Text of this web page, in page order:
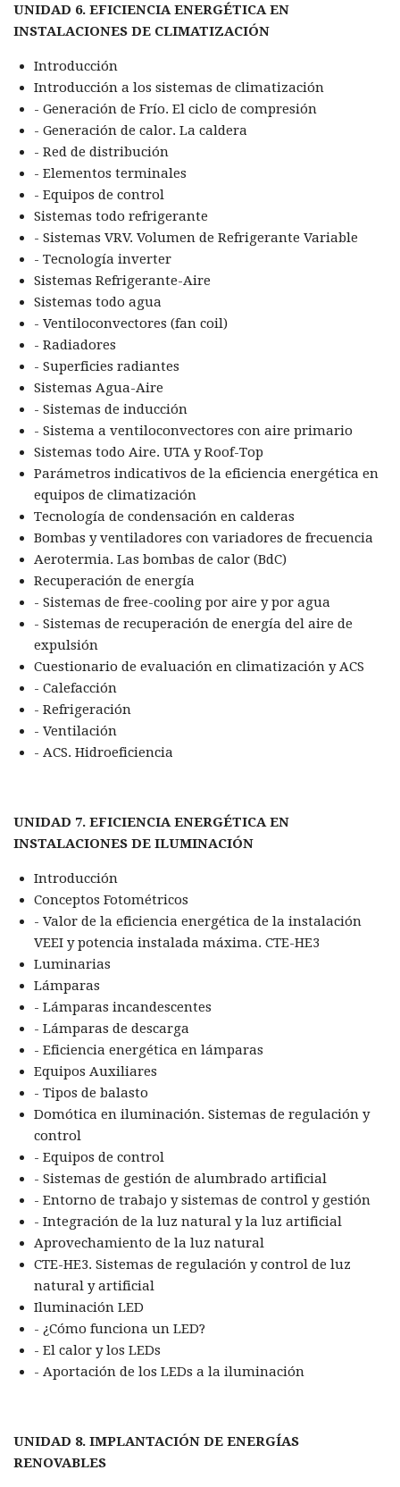
UNIDAD 6. EFICIENCIA ENERGÉTICA EN
INSTALACIONES DE CLIMATIZACIÓN
Introducción
Introducción a los sistemas de climatización
- Generación de Frío. El ciclo de compresión
- Generación de calor. La caldera
- Red de distribución
- Elementos terminales
- Equipos de control
Sistemas todo refrigerante
- Sistemas VRV. Volumen de Refrigerante Variable
- Tecnología inverter
Sistemas Refrigerante-Aire
Sistemas todo agua
- Ventiloconvectores (fan coil)
- Radiadores
- Superficies radiantes
Sistemas Agua-Aire
- Sistemas de inducción
- Sistema a ventiloconvectores con aire primario
Sistemas todo Aire. UTA y Roof-Top
Parámetros indicativos de la eficiencia energética en
equipos de climatización
Tecnología de condensación en calderas
Bombas y ventiladores con variadores de frecuencia
Aerotermia. Las bombas de calor (BdC)
Recuperación de energía
- Sistemas de free-cooling por aire y por agua
- Sistemas de recuperación de energía del aire de
expulsión
Cuestionario de evaluación en climatización y ACS
- Calefacción
- Refrigeración
- Ventilación
- ACS. Hidroeficiencia
UNIDAD 7. EFICIENCIA ENERGÉTICA EN
INSTALACIONES DE ILUMINACIÓN
Introducción
Conceptos Fotométricos
- Valor de la eficiencia energética de la instalación
VEEI y potencia instalada máxima. CTE-HE3
Luminarias
Lámparas
- Lámparas incandescentes
- Lámparas de descarga
- Eficiencia energética en lámparas
Equipos Auxiliares
- Tipos de balasto
Domótica en iluminación. Sistemas de regulación y
control
- Equipos de control
- Sistemas de gestión de alumbrado artificial
- Entorno de trabajo y sistemas de control y gestión
- Integración de la luz natural y la luz artificial
Aprovechamiento de la luz natural
CTE-HE3. Sistemas de regulación y control de luz
natural y artificial
Iluminación LED
- ¿Cómo funciona un LED?
- El calor y los LEDs
- Aportación de los LEDs a la iluminación
UNIDAD 8. IMPLANTACIÓN DE ENERGÍAS
RENOVABLES